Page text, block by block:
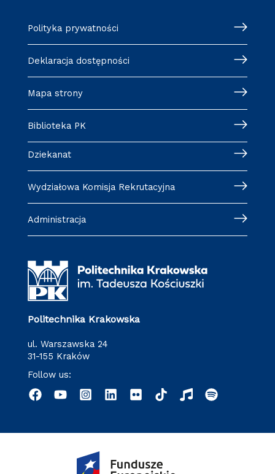
Polityka prywatności
Deklaracja dostępności
Mapa strony
Biblioteka PK
Dziekanat
Wydziałowa Komisja Rekrutacyjna
Administracja
Politechnika Krakowska
ul. Warszawska 24
31-155 Kraków
Follow us: